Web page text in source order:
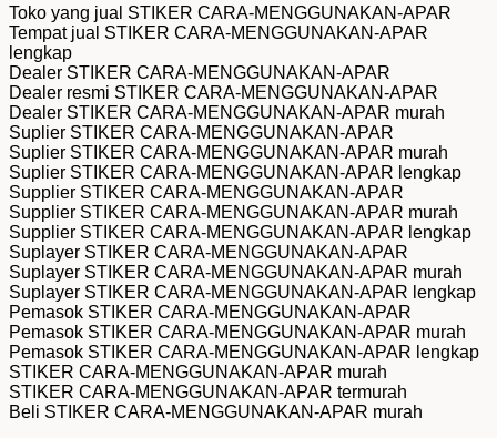
Toko yang jual STIKER CARA-MENGGUNAKAN-APAR
Tempat jual STIKER CARA-MENGGUNAKAN-APAR
lengkap
Dealer STIKER CARA-MENGGUNAKAN-APAR
Dealer resmi STIKER CARA-MENGGUNAKAN-APAR
Dealer STIKER CARA-MENGGUNAKAN-APAR murah
Suplier STIKER CARA-MENGGUNAKAN-APAR
Suplier STIKER CARA-MENGGUNAKAN-APAR murah
Suplier STIKER CARA-MENGGUNAKAN-APAR lengkap
Supplier STIKER CARA-MENGGUNAKAN-APAR
Supplier STIKER CARA-MENGGUNAKAN-APAR murah
Supplier STIKER CARA-MENGGUNAKAN-APAR lengkap
Suplayer STIKER CARA-MENGGUNAKAN-APAR
Suplayer STIKER CARA-MENGGUNAKAN-APAR murah
Suplayer STIKER CARA-MENGGUNAKAN-APAR lengkap
Pemasok STIKER CARA-MENGGUNAKAN-APAR
Pemasok STIKER CARA-MENGGUNAKAN-APAR murah
Pemasok STIKER CARA-MENGGUNAKAN-APAR lengkap
STIKER CARA-MENGGUNAKAN-APAR murah
STIKER CARA-MENGGUNAKAN-APAR termurah
Beli STIKER CARA-MENGGUNAKAN-APAR murah